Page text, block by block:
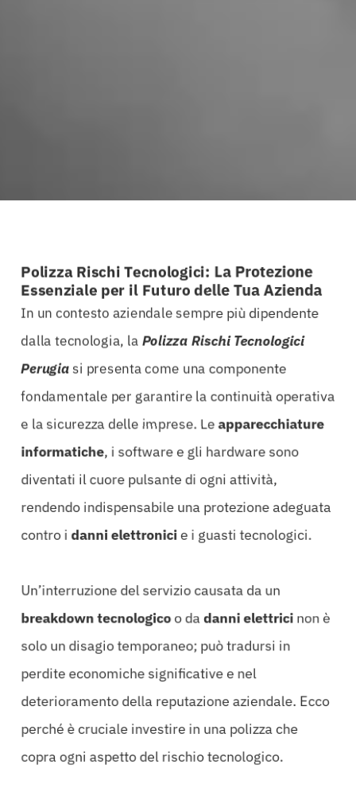
Polizza Rischi Tecnologici: La Protezione
Essenziale per il Futuro delle Tua Azienda
In un contesto aziendale sempre più dipendente
dalla tecnologia, la Polizza Rischi Tecnologici
Perugia si presenta come una componente
fondamentale per garantire la continuità operativa
e la sicurezza delle imprese. Leapparecchiature
informatiche, i software e gli hardware sono
diventati il cuore pulsante di ogni attività,
rendendo indispensabile una protezione adeguata
contro idanni elettronicie i guasti tecnologici.
Un’interruzione del servizio causata da un
breakdown tecnologicoo dadanni elettrici non è
solo un disagio temporaneo; può tradursi in
perdite economiche significative e nel
deterioramento della reputazione aziendale. Ecco
perché è cruciale investire in una polizza che
copra ogni aspetto del rischio tecnologico.